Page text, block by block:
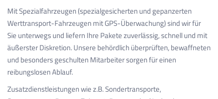
Mit Spezialfahrzeugen (spezialgesicherten und gepanzerten
Werttransport-Fahrzeugen mit GPS-Überwachung) sind wir für
Sie unterwegs und liefern Ihre Pakete zuverlässig, schnell und mit
äußerster Diskretion. Unsere behördlich überprüften, bewaffneten
und besonders geschulten Mitarbeiter sorgen für einen
reibungslosen Ablauf.
Zusatzdienstleistungen wie z.B. Sondertransporte,